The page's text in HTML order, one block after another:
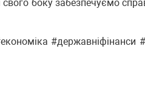
боку забезпечуємо
#державніфінанси